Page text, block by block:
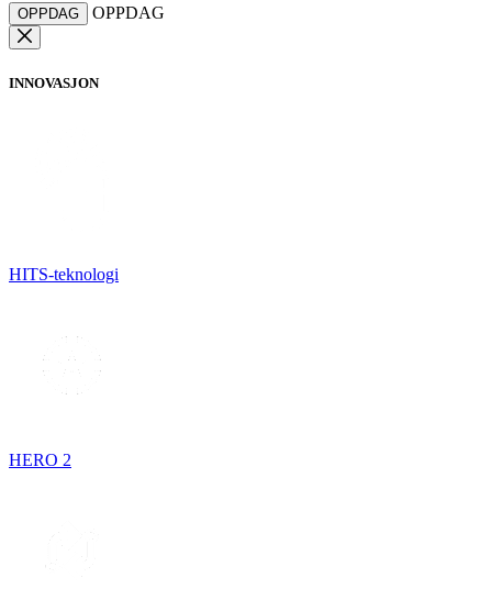
OPPDAG OPPDAG
INNOVASJON
HITS-teknologi
HERO 2